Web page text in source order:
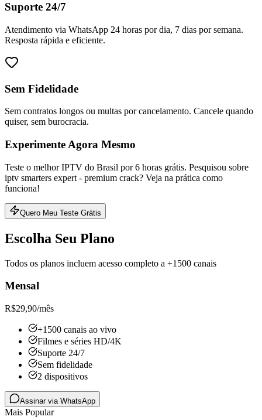
Suporte 24/7
Atendimento via WhatsApp 24 horas por dia, 7 dias por semana.
Resposta rápida e eficiente.
Sem Fidelidade
Sem contratos longos ou multas por cancelamento. Cancele quando
quiser, sem burocracia.
Experimente Agora Mesmo
Teste o melhor IPTV do Brasil por 6 horas grátis. Pesquisou sobre
iptv smarters expert - premium crack? Veja na prática como
funciona!
Quero Meu Teste Grátis
Escolha Seu Plano
Todos os planos incluem acesso completo a +1500 canais
Mensal
R$29,90/mês
+1500 canais ao vivo
Filmes e séries HD/4K
Suporte 24/7
Sem fidelidade
2 dispositivos
Assinar via WhatsApp
Mais Popular